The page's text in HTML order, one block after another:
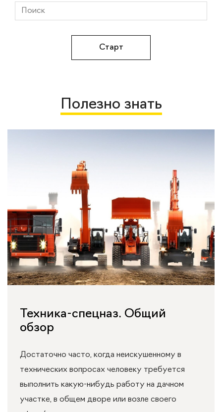
Полезно знать
Техника-спецназ. Общий
обзор
Достаточно часто, когда неискушенному в
технических вопросах человеку требуется
выполнить какую-нибудь работу на дачном
участке, в общем дворе или возле своего